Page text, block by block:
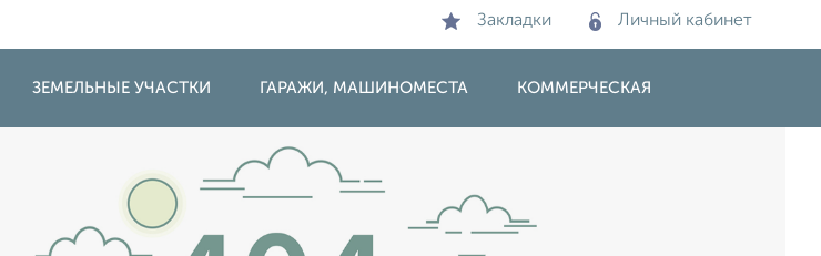
Закладки Личный кабинет
ЗЕМЕЛЬНЫЕ УЧАСТКИ ГАРАЖИ, МАШИНОМЕСТА КОММЕРЧЕСКАЯ